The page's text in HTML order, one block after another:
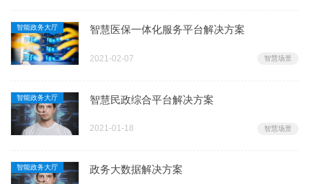
智能政务大厅 智慧医保一体化服务平台解决方案
2021-02-07 智慧场景
智能政务大厅 智慧民政综合平台解决方案
2021-01-18 智慧场景
智能政务大厅 政务大数据解决方案